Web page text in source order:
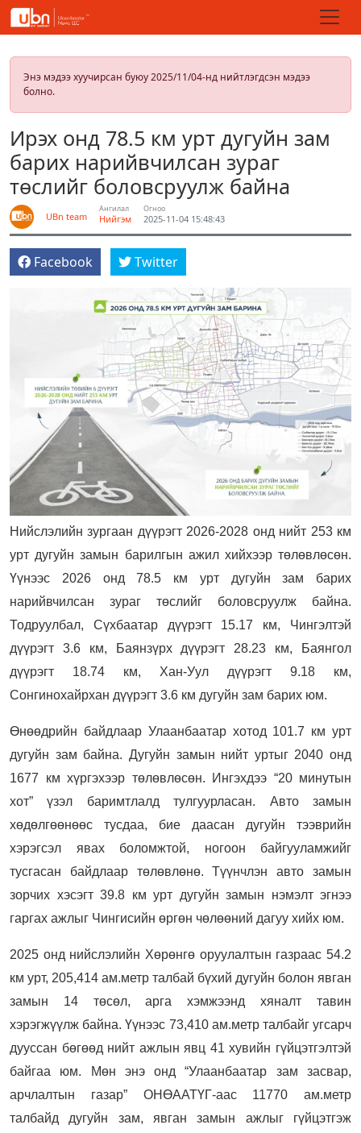
Энэ мэдээ хуучирсан буюу 2025/11/04-нд нийтлэгдсэн мэдээ
болно.
Ирэх онд 78.5 км урт дугуйн зам
барих нарийвчилсан зураг
төслийг боловсруулж байна
UBn team
Ангилал
Нийгэм
Огноо
2025-11-04 15:48:43
Facebook Twitter
Нийслэлийн зургаан дүүрэгт 2026-2028 онд нийт 253 км
урт дугуйн замын барилгын ажил хийхээр төлөвлөсөн.
Үүнээс 2026 онд 78.5 км урт дугуйн зам барих
нарийвчилсан зураг төслийг боловсруулж байна.
Тодруулбал, Сүхбаатар дүүрэгт 15.17 км, Чингэлтэй
дүүрэгт 3.6 км, Баянзүрх дүүрэгт 28.23 км, Баянгол
дүүрэгт 18.74 км, Хан-Уул дүүрэгт 9.18 км,
Сонгинохайрхан дүүрэгт 3.6 км дугуйн зам барих юм.
Өнөөдрийн байдлаар Улаанбаатар хотод 101.7 км урт
дугуйн зам байна. Дугуйн замын нийт уртыг 2040 онд
1677 км хүргэхээр төлөвлөсөн. Ингэхдээ “20 минутын
хот” үзэл баримтлалд тулгуурласан. Авто замын
хөдөлгөөнөөс тусдаа, бие даасан дугуйн тээврийн
хэрэгсэл явах боломжтой, ногоон байгууламжийг
тусгасан байдлаар төлөвлөнө. Түүнчлэн авто замын
зорчих хэсэгт 39.8 км урт дугуйн замын нэмэлт эгнээ
гаргах ажлыг Чингисийн өргөн чөлөөний дагуу хийх юм.
2025 онд нийслэлийн Хөрөнгө оруулалтын газраас 54.2
км урт, 205,414 ам.метр талбай бүхий дугуйн болон явган
замын 14 төсөл, арга хэмжээнд хяналт тавин
хэрэгжүүлж байна. Үүнээс 73,410 ам.метр талбайг угсарч
дууссан бөгөөд нийт ажлын явц 41 хувийн гүйцэтгэлтэй
байгаа юм. Мөн энэ онд “Улаанбаатар зам засвар,
арчлалтын газар” ОНӨААТҮГ-аас 11770 ам.метр
талбайд дугуйн зам, явган замын ажлыг гүйцэтгэж